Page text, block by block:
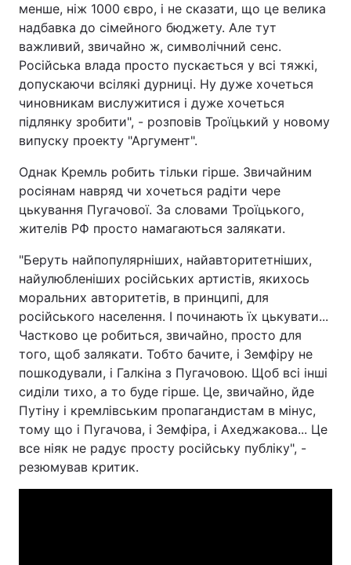
менше, ніж 1000 євро, і не сказати, що це велика
надбавка до сімейного бюджету. Але тут
важливий, звичайно ж, символічний сенс.
Російська влада просто пускається у всі тяжкі,
допускаючи всілякі дурниці. Ну дуже хочеться
чиновникам вислужитися і дуже хочеться
підлянку зробити", - розповів Троїцький у новому
випуску проекту "Аргумент".
Однак Кремль робить тільки гірше. Звичайним
росіянам навряд чи хочеться радіти чере
цькування Пугачової. За словами Троїцького,
жителів РФ просто намагаються залякати.
"Беруть найпопулярніших, найавторитетніших,
найулюбленіших російських артистів, якихось
моральних авторитетів, в принципі, для
російського населення. І починають їх цькувати...
Частково це робиться, звичайно, просто для
того, щоб залякати. Тобто бачите, і Земфіру не
пошкодували, і Галкіна з Пугачовою. Щоб всі інші
сиділи тихо, а то буде гірше. Це, звичайно, йде
Путіну і кремлівським пропагандистам в мінус,
тому що і Пугачова, і Земфіра, і Ахеджакова... Це
все ніяк не радує просту російську публіку", -
резюмував критик.